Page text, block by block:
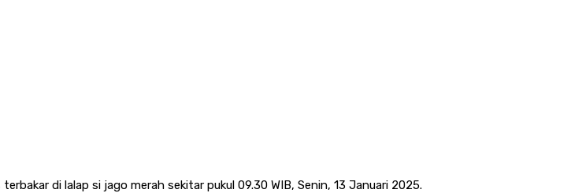
di lalap si jago merah sekitar pukul 09.30 WIB, Senin, 13 Januari 2025.